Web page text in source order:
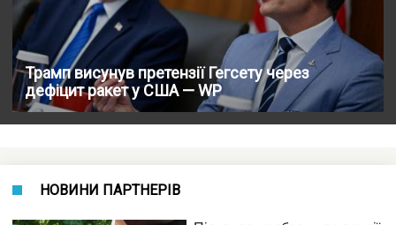
Трамп висунув претензії Гегсету через
дефіцит ракет у США — WP
НОВИНИ ПАРТНЕРІВ